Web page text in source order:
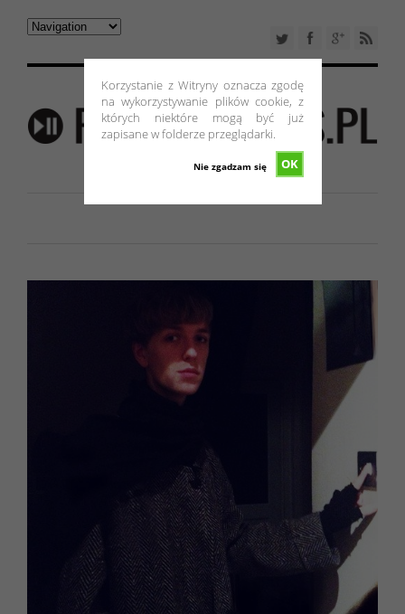
Korzystanie z Witryny oznacza zgodę
na wykorzystywanie plików cookie, z
których niektóre mogą być już
zapisane w folderze przeglądarki.
OK
Nie zgadzam się